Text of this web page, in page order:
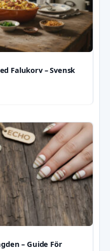
Falukorv – Svensk
– Guide För